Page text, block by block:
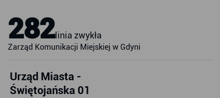
282linia zwykła
Zarząd Komunikacji Miejskiej w Gdyni
Urząd Miasta -
Świętojańska 01